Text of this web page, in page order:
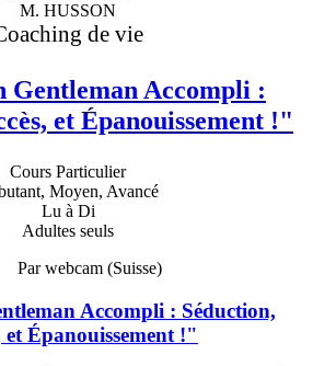
M. HUSSON
de vie
Gentleman Accompli :
et Épanouissement !"
Cours Particulier
Moyen, Avancé
Lu à Di
Adultes seuls
Par webcam (Suisse)
Accompli : Séduction,
et Épanouissement !"